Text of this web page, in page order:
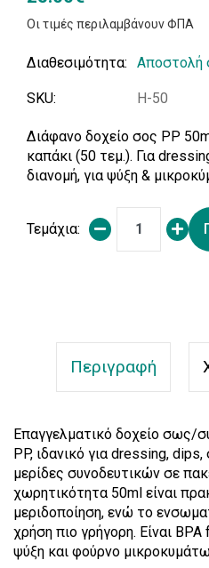
Οι τιμές περιλαμβάνουν ΦΠΑ
Διαθεσιμότητα: Αποστολή
SKU: H-50
Διάφανο δοχείο σος PP
καπάκι (50 τεμ.). Για
διανομή, για ψύξη &
Τεμάχια:
Περιγραφή
Επαγγελματικό δοχείο σως/
PP, ιδανικό για dressing,
μερίδες συνοδευτικών σε
χωρητικότητα 50ml είναι
μεριδοποίηση, ενώ το
χρήση πιο γρήγορη. Είναι
ψύξη και φούρνο